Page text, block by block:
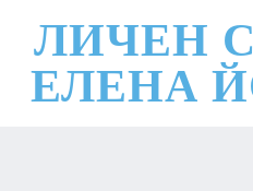
ЛИЧЕН
ЕЛЕНА